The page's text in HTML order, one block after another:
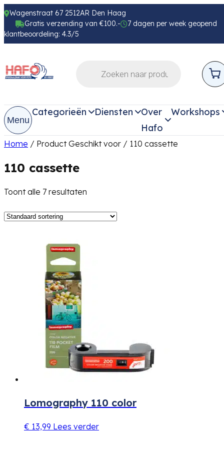
Wagenstraat 67 2512AR Den Haag
Gratis verzending van €100.-
7 dagen per week geopend
klantbeoordeling: 4.3/5
Menu
Categorieën Diensten
Over
Hafo
Workshops
Home / Product Geschikt voor / 110 cassette
110 cassette
Toont alle 7 resultaten
Lomography 110 color
€ 13,99 Lees verder